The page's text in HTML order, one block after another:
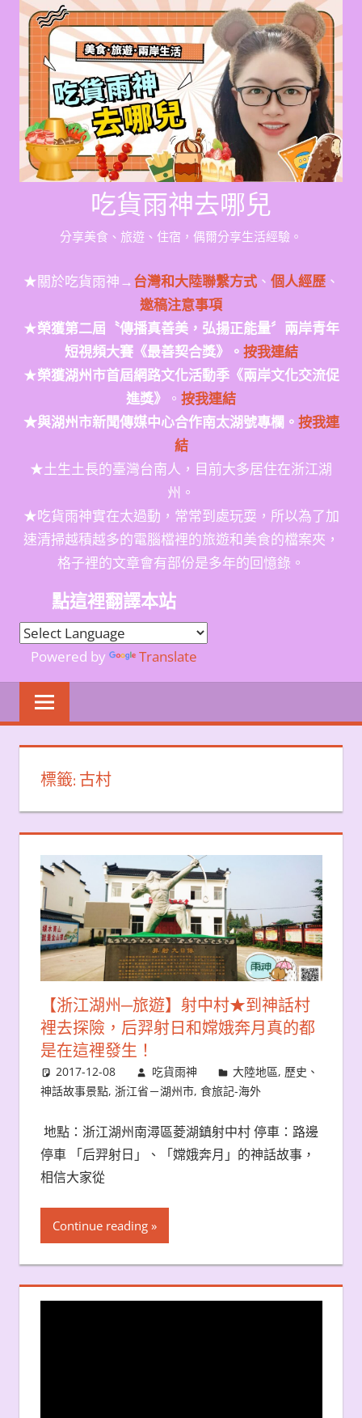
Skip
content
吃貨雨神去哪兒
分享美食、旅遊、住宿，偶爾分享生活經驗。
★關於吃貨雨神→台灣和大陸聯繫方式、 個人經歷、
邀稿注意事項
★榮獲第二屆〝傳播真善美，弘揚正能量〞兩岸青年
短視頻大賽《最善契合獎》。 按我連結
★榮獲湖州市首屆網路文化活動季《兩岸文化交流促
進獎》
。 按我連結
★與湖州市新聞傳媒中心合作南太湖號專欄。 按我連
結
★土生土長的臺灣台南人，目前大多居住在浙江湖
州。
★吃貨雨神實在太過動，常常到處玩耍，所以為了加
速清掃越積越多的電腦檔裡的旅遊和美食的檔案夾，
格子裡的文章會有部份是多年的回憶錄。
點這裡翻譯本站
Powered by Translate
標籤:古村
【浙江湖州─旅遊】射中村★到神話村
裡去探險，后羿射日和嫦娥奔月真的都
是在這裡發生！
2017-12-08 吃貨雨神 大陸地區, 歷史、
神話故事景點, 浙江省－湖州市, 食旅記-海外
地點：浙江湖州南潯區菱湖鎮射中村 停車：路邊
停車 「后羿射日」、「嫦娥奔月」的神話故事，
相信大家從
Continue reading